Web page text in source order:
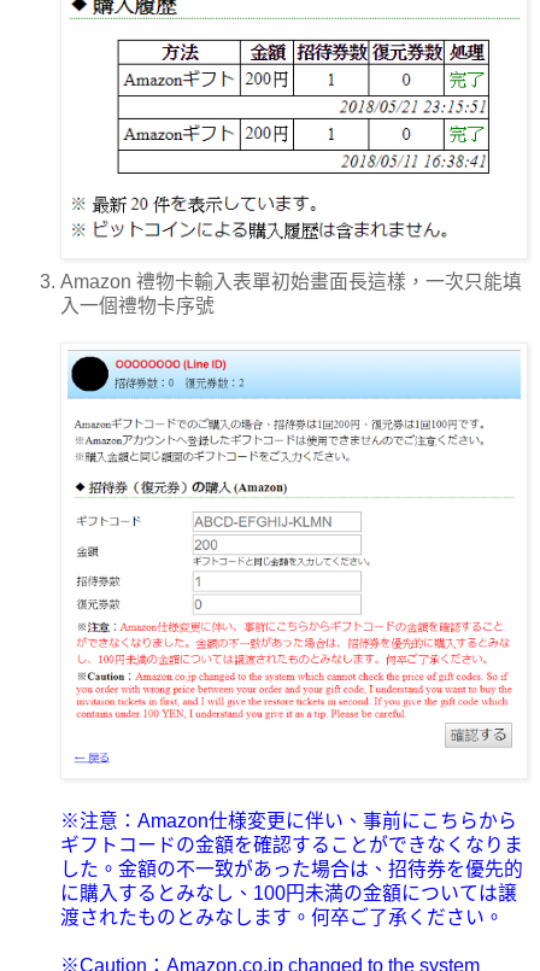
Amazon 禮物卡輸入表單初始畫面長這樣，一次只能填
入一個禮物卡序號
※注意：Amazon仕様変更に伴い、事前にこちらから
ギフトコードの金額を確認することができなくなりま
した。金額の不一致があった場合は、招待券を優先的
に購入するとみなし、100円未満の金額については譲
渡されたものとみなします。何卒ご了承ください。
※Caution：Amazon.co.jp changed to the system